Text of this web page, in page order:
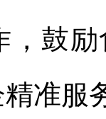
，鼓
准服